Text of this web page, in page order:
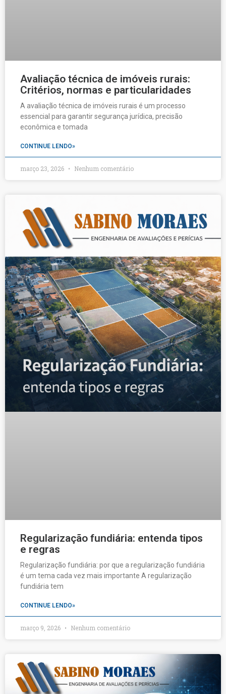
Avaliação técnica de imóveis rurais:
Critérios, normas e particularidades
A avaliação técnica de imóveis rurais é um processo
essencial para garantir segurança jurídica, precisão
econômica e tomada
CONTINUE LENDO»
março 23, 2026 Nenhum comentário
Regularização fundiária: entenda tipos
e regras
Regularização fundiária: por que a regularização fundiária
é um tema cada vez mais importante A regularização
fundiária tem
CONTINUE LENDO»
março 9, 2026 Nenhum comentário